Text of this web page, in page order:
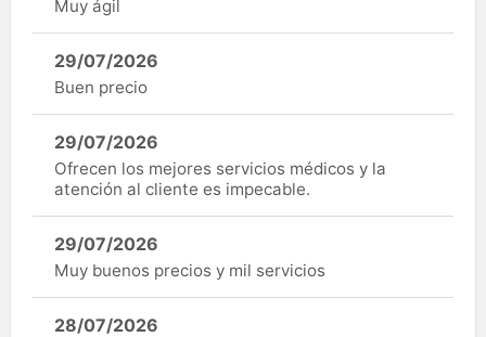
Muy ágil
29/07/2026
Buen precio
29/07/2026
Ofrecen los mejores servicios médicos y la
atención al cliente es impecable.
29/07/2026
Muy buenos precios y mil servicios
28/07/2026